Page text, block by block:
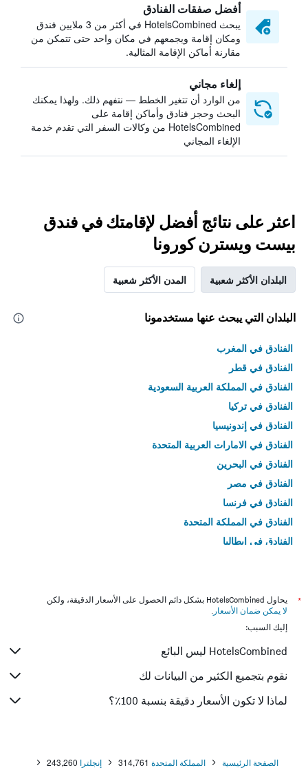
أفضل صفقات الفنادق
يبحث HotelsCombined في أكثر من 3 ملايين فندق
ومكان إقامة ويجمعهم في مكان واحد حتى تتمكن من
مقارنة أماكن الإقامة المثالية.
إلغاء مجاني
من الوارد أن تتغير الخطط — نتفهم ذلك. ولهذا يمكنك
البحث وحجز فنادق وأماكن إقامة على
HotelsCombined من وكالات السفر التي تقدم خدمة
الإلغاء المجاني
اعثر على نتائج أفضل لإقامتك في فندق
بيست ويسترن كورونا
البلدان الأكثر شعبية المدن الأكثر شعبية
البلدان التي يبحث عنها مستخدمونا
الفنادق في المغرب
الفنادق في قطر
الفنادق في المملكة العربية السعودية
الفنادق في تركيا
الفنادق في إندونيسيا
الفنادق في الامارات العربية المتحدة
الفنادق في البحرين
الفنادق في مصر
الفنادق في فرنسا
الفنادق في المملكة المتحدة
الفنادق في إيطاليا
*
يحاول HotelsCombined بشكل دائم الحصول على الأسعار الدقيقة، ولكن
لا يمكن ضمان الأسعار .
إليك السبب:
HotelsCombined ليس البائع
نقوم بتجميع الكثير من البيانات لك
لماذا لا تكون الأسعار دقيقة بنسبة 100٪؟
الصفحة الرئيسية المملكة المتحدة 314,761 إنجلترا 243,260